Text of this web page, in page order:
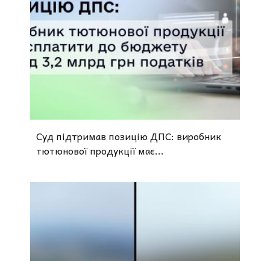
Суд підтримав позицію ДПС: виробник
тютюнової продукції має...